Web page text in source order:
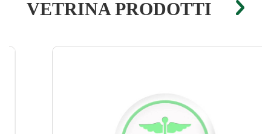
VETRINA PRODOTTI